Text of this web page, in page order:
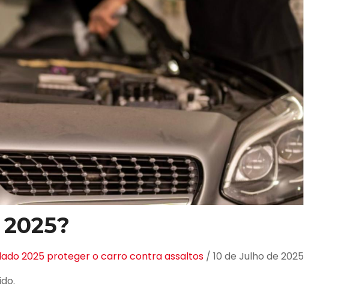
2025 proteger o carro contra assaltos / 10 de Julho de 2025